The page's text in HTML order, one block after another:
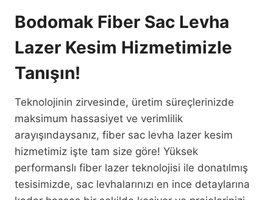
Bodomak Fiber Sac Levha
Lazer Kesim Hizmetimizle
Tanışın!
Teknolojinin zirvesinde, üretim süreçlerinizde
maksimum hassasiyet ve verimlilik
arayışındaysanız, fiber sac levha lazer kesim
hizmetimiz işte tam size göre! Yüksek
performanslı fiber lazer teknolojisi ile donatılmış
tesisimizde, sac levhalarınızı en ince detaylarına